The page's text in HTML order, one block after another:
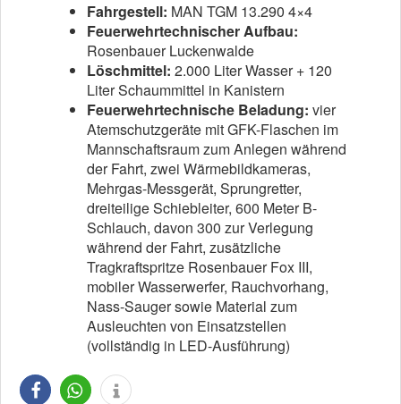
Fahrgestell: MAN TGM 13.290 4×4
Feuerwehrtechnischer Aufbau:
Rosenbauer Luckenwalde
Löschmittel: 2.000 Liter Wasser + 120
Liter Schaummittel in Kanistern
Feuerwehrtechnische Beladung: vier
Atemschutzgeräte mit GFK-Flaschen im
Mannschaftsraum zum Anlegen während
der Fahrt, zwei Wärmebildkameras,
Mehrgas-Messgerät, Sprungretter,
dreiteilige Schiebleiter, 600 Meter B-
Schlauch, davon 300 zur Verlegung
während der Fahrt, zusätzliche
Tragkraftspritze Rosenbauer Fox III,
mobiler Wasserwerfer, Rauchvorhang,
Nass-Sauger sowie Material zum
Ausleuchten von Einsatzstellen
(vollständig in LED-Ausführung)